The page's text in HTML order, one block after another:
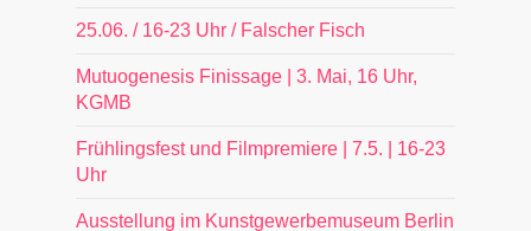
25.06. / 16-23 Uhr / Falscher Fisch
Mutuogenesis Finissage | 3. Mai, 16 Uhr,
KGMB
Frühlingsfest und Filmpremiere | 7.5. | 16-23
Uhr
Ausstellung im Kunstgewerbemuseum Berlin